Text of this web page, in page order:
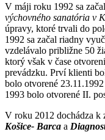
V máji roku 1992 sa
výchovného sanatória v
úpravy, ktoré trvali do
1992 sa začal riadny
vzdelávalo približne 50
ktorý však v čase
prevádzku. Prví klienti
bolo otvorené
1993 bolo otvorené II.
V roku 2012 dochádza k
Košice- Barca a